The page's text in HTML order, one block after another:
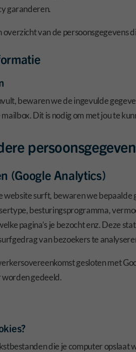
garanderen.
van de persoonsgegevens
bewaren we de ingevulde
Dit is nodig om met jou te
(Google Analytics)
website surft, bewaren we bepaalde
besturingsprogramma,
pagina’s je bezocht enz. Deze
van bezoekers te
gesloten met
gedeeld.
die je computer opslaat